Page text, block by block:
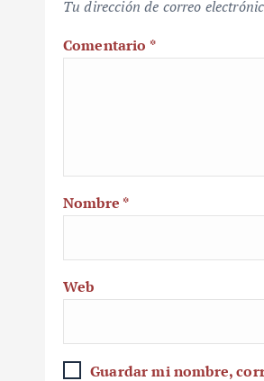
Tu dirección de correo
Comentario *
Nombre *
Web
Guardar mi nombre,